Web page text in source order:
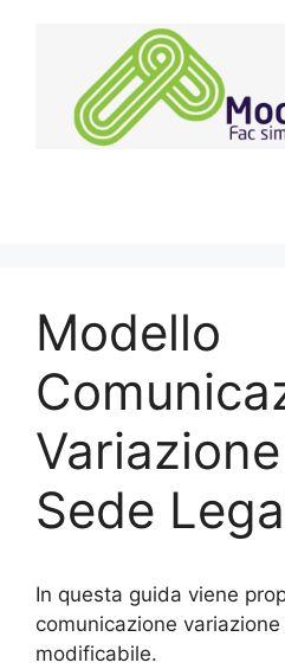
Modello
Sede
In questa guida viene
comunicazione
modificabile.